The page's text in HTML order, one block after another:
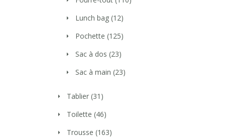
Lunch bag (12)
Pochette (125)
Sac à dos (23)
Sac à main (23)
Tablier (31)
Toilette (46)
Trousse (163)